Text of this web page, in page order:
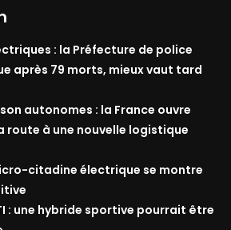
: la Préfecture de police
après 79 morts, mieux vaut tard
autonomes : la France ouvre
route à une nouvelle logistique
citadine électrique se montre
: une hybride sportive pourrait être